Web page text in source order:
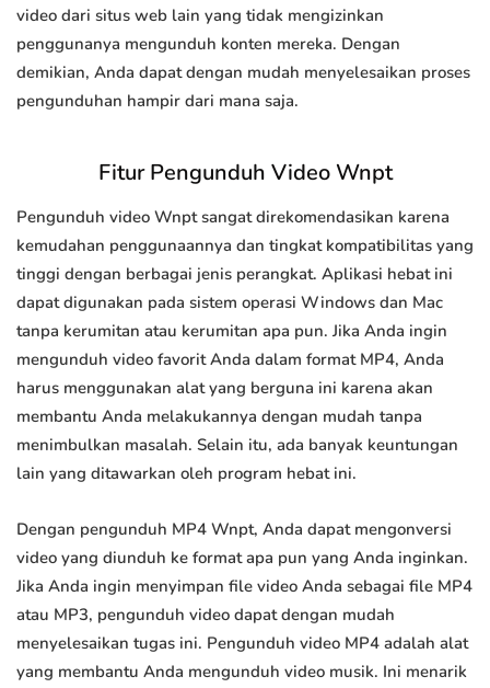
video dari situs web lain yang tidak mengizinkan
penggunanya mengunduh konten mereka. Dengan
demikian, Anda dapat dengan mudah menyelesaikan proses
pengunduhan hampir dari mana saja.
Fitur Pengunduh Video Wnpt
Pengunduh video Wnpt sangat direkomendasikan karena
kemudahan penggunaannya dan tingkat kompatibilitas yang
tinggi dengan berbagai jenis perangkat. Aplikasi hebat ini
dapat digunakan pada sistem operasi Windows dan Mac
tanpa kerumitan atau kerumitan apa pun. Jika Anda ingin
mengunduh video favorit Anda dalam format MP4, Anda
harus menggunakan alat yang berguna ini karena akan
membantu Anda melakukannya dengan mudah tanpa
menimbulkan masalah. Selain itu, ada banyak keuntungan
lain yang ditawarkan oleh program hebat ini.
Dengan pengunduh MP4 Wnpt, Anda dapat mengonversi
video yang diunduh ke format apa pun yang Anda inginkan.
Jika Anda ingin menyimpan file video Anda sebagai file MP4
atau MP3, pengunduh video dapat dengan mudah
menyelesaikan tugas ini. Pengunduh video MP4 adalah alat
yang membantu Anda mengunduh video musik. Ini menarik